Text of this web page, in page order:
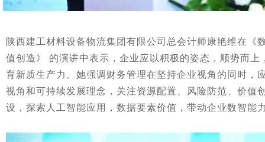
陕西建工材料设备物流集团有限公司总会计师康艳维在《
值创造》 的演讲中表示，企业应以积极的姿态，顺势而
育新质生产力。她强调财务管理在坚持企业视角的同时，
视角和可持续发展理念，关注资源配置、风险防范、价值
设，探索人工智能应用，数据要素价值，带动企业数智能